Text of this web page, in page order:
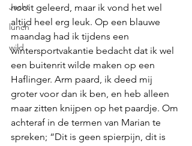
Jacht
lunch
wild
nooit geleerd, maar ik vond het wel
altijd heel erg leuk. Op een blauwe
maandag had ik tijdens een
wintersportvakantie bedacht dat ik wel
een buitenrit wilde maken op een
Haflinger. Arm paard, ik deed mij
groter voor dan ik ben, en heb alleen
maar zitten knijpen op het paardje. Om
achteraf in de termen van Marian te
spreken; “Dit is geen spierpijn, dit is